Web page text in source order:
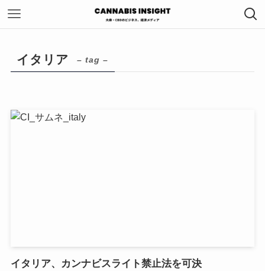
イタリア – tag –
イタリア、カンナビスライト禁止法を可決